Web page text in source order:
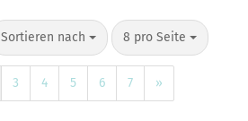
Sortieren nach
Sortieren nach 8 pro Seite
pro Seite
3 4 5 6 7 »